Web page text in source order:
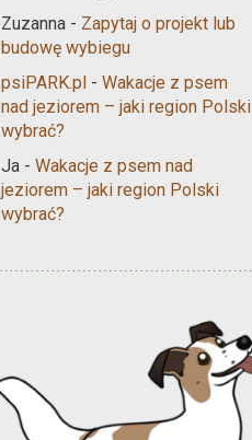
Zuzanna - Zapytaj o projekt lub
budowę wybiegu
psiPARK.pl - Wakacje z psem
nad jeziorem – jaki region Polski
wybrać?
Ja - Wakacje z psem nad
jeziorem – jaki region Polski
wybrać?